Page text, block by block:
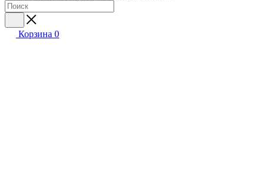
Корзина 0